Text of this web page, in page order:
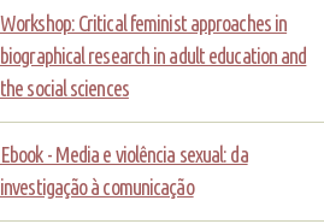
Workshop: Critical feminist approaches in
biographical research in adult education and
the social sciences
Ebook - Media e violência sexual: da
investigação à comunicação